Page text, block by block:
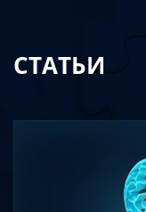
СТАТЬИ